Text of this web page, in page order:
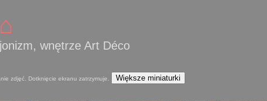
⌂
wnętrze Art Déco
zdjęć. Dotknięcie ekranu zatrzymuje. Większe miniaturki